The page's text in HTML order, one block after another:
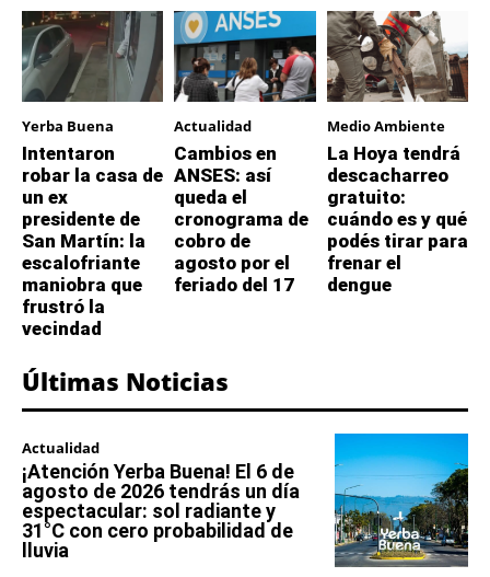
Yerba Buena
Intentaron
robar la casa de
un ex
presidente de
San Martín: la
escalofriante
maniobra que
frustró la
vecindad
Actualidad
Cambios en
ANSES: así
queda el
cronograma de
cobro de
agosto por el
feriado del 17
Medio Ambiente
La Hoya tendrá
descacharreo
gratuito:
cuándo es y qué
podés tirar para
frenar el
dengue
Últimas Noticias
Actualidad
¡Atención Yerba Buena! El 6 de
agosto de 2026 tendrás un día
espectacular: sol radiante y
31°C con cero probabilidad de
lluvia